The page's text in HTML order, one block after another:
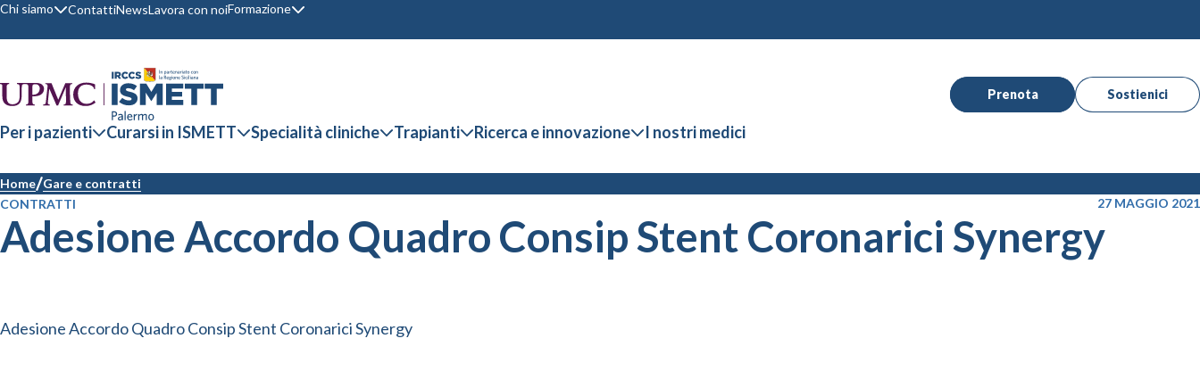
Chi siamo ContattiNewsLavora con noiFormazione
Prenota Sostienici
Per i pazienti Curarsi in ISMETT Specialità cliniche Trapianti Ricerca e innovazione I nostri medici
Home Gare e contratti
CONTRATTI
27 MAGGIO 2021
Adesione Accordo Quadro Consip Stent Coronarici Synergy
Adesione Accordo Quadro Consip Stent Coronarici Synergy